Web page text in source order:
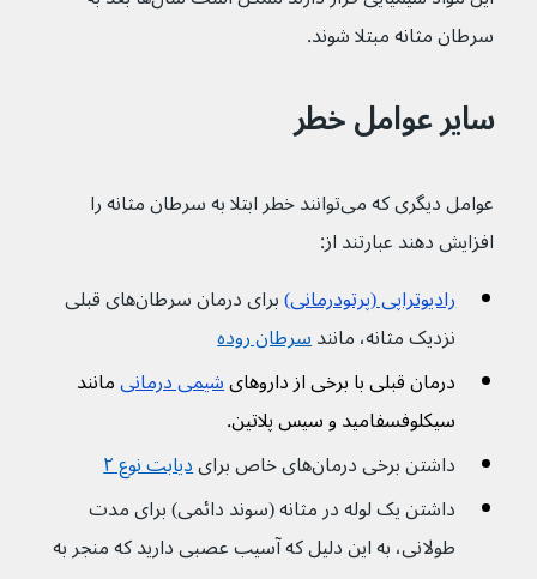
سرطان مثانه مبتلا شوند.
سایر عوامل خطر
عوامل دیگری که می‌توانند خطر ابتلا به سرطان مثانه را
افزایش دهند عبارتند از:
رادیوتراپی (پرتودرمانی)
برای درمان سرطان‌های قبلی
نزدیک مثانه، مانند سرطان روده
درمان قبلی با برخی از داروهایشیمی درمانیمانند
سیکلوفسفامید و سیس پلاتین.
داشتن برخی درمان‌های خاص برای
دیابت نوع ۲
داشتن یک لوله در مثانه (سوند دائمی) برای مدت
طولانی، به این دلیل که آسیب عصبی دارید که منجر به